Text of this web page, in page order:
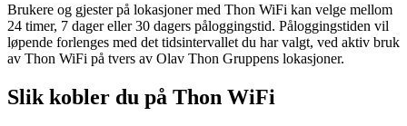
Inspirasjon
Søk
Brukere og gjester på lokasjoner med Thon WiFi kan velge mellom
24 timer, 7 dager eller 30 dagers påloggingstid. Påloggingstiden vil
løpende forlenges med det tidsintervallet du har valgt, ved aktiv bruk
av Thon WiFi på tvers av Olav Thon Gruppens lokasjoner.
Slik kobler du på Thon WiFi